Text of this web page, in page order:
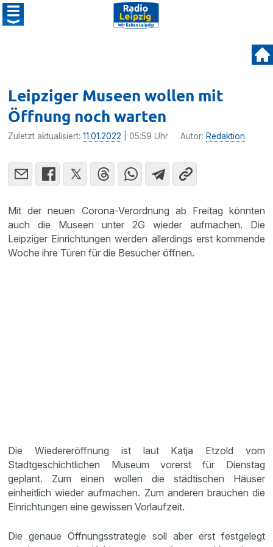
Leipziger Museen wollen mit
Öffnung noch warten
Zuletzt aktualisiert:11.01.2022 | 05:59 Uhr Autor: Redaktion
Mit der neuen Corona-Verordnung ab Freitag könnten
auch die Museen unter 2G wieder aufmachen. Die
Leipziger Einrichtungen werden allerdings erst kommende
Woche ihre Türen für die Besucher öffnen.
Die Wiedereröffnung ist laut Katja Etzold vom
Stadtgeschichtlichen Museum vorerst für Dienstag
geplant. Zum einen wollen die städtischen Häuser
einheitlich wieder aufmachen. Zum anderen brauchen die
Einrichtungen eine gewissen Vorlaufzeit.
Die genaue Öffnungsstrategie soll aber erst festgelegt